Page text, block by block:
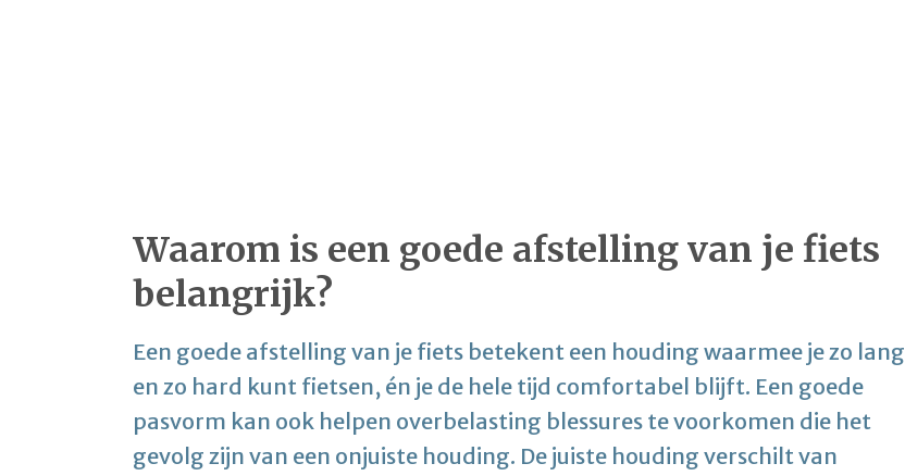
Waarom is een goede afstelling van je fiets
belangrijk?
Een goede afstelling van je fiets betekent een houding waarmee je zo lang
en zo hard kunt fietsen, én je de hele tijd comfortabel blijft. Een goede
pasvorm kan ook helpen overbelasting blessures te voorkomen die het
gevolg zijn van een onjuiste houding. De juiste houding verschilt van